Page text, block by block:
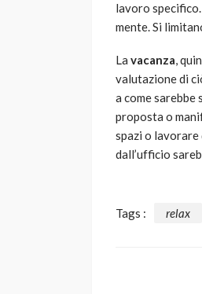
lavoro
mente. Si
La vacanza,
valutazione di
a come
proposta o
spazi o lavorare
dall’ufficio
Tags : relax